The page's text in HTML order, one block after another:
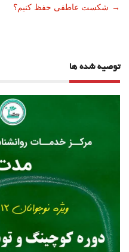
شکست عاطفی حفظ کنیم؟ →
توصیه شده ها